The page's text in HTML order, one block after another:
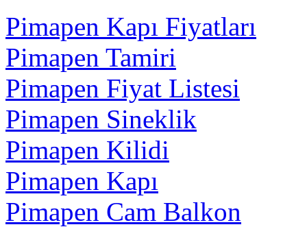
Pimapen Kapı Fiyatları
Pimapen Tamiri
Pimapen Fiyat Listesi
Pimapen Sineklik
Pimapen Kilidi
Pimapen Kapı
Pimapen Cam Balkon